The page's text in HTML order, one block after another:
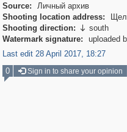
Source:
Личный архив
Shooting location address:
Shooting direction:  south
Watermark signature:
uploaded
Last edit 28 April 2017, 18:27
0
Sign in to share your opinion